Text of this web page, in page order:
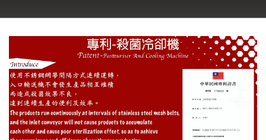
1977 | CHUANG MEI
INDUSTRIAL CO.